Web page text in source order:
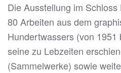
Die Ausstellung im
80 Arbeiten aus dem
Hundertwassers (von
seine zu Lebzeiten
(Sammelwerke) sowie